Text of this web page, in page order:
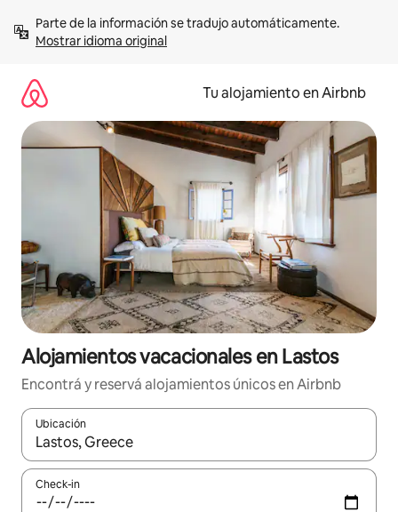
contenidoMostrar idioma original
Tu alojamiento en Airbnb
Alojamientos vacacionales en Lastos
Encontrá y reservá alojamientos únicos en Airbnb
Ubicación
Cuando los resultados estén disponibles, navegá con las
Check-in